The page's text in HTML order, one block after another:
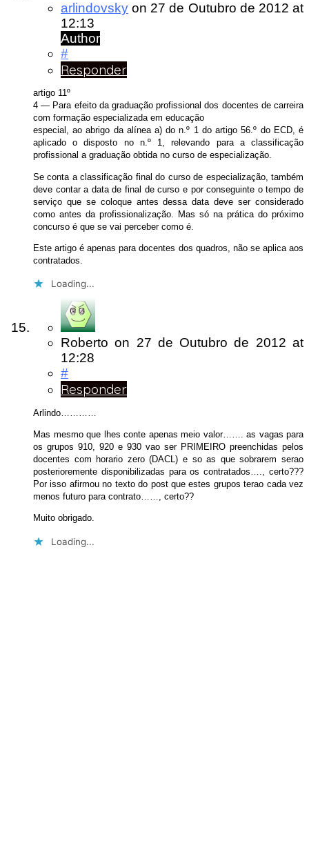
arlindovsky on 27 de Outubro de 2012at
12:13
Author
#
Responder
artigo 11º
4 — Para efeito da graduação profissional dos docentes de carreira
com formação especializada em educação
especial, ao abrigo da alínea a) do n.º 1 do artigo 56.º do ECD, é
aplicado o disposto no n.º 1, relevando para a classificação
profissional a graduação obtida no curso de especialização.
Se conta a classificação final do curso de especialização, também
deve contar a data de final de curso e por conseguinte o tempo de
serviço que se coloque antes dessa data deve ser considerado
como antes da profissionalização. Mas só na prática do próximo
concurso é que se vai perceber como é.
Este artigo é apenas para docentes dos quadros, não se aplica aos
contratados.
Loading...
Roberto on 27 de Outubro de 2012at
12:28
#
Responder
Arlindo…………
Mas mesmo que lhes conte apenas meio valor……. as vagas para
os grupos 910, 920 e 930 vao ser PRIMEIRO preenchidas pelos
docentes com horario zero (DACL) e so as que sobrarem serao
posterioremente disponibilizadas para os contratados…., certo???
Por isso afirmou no texto do post que estes grupos terao cada vez
menos futuro para contrato……, certo??
Muito obrigado.
Loading...